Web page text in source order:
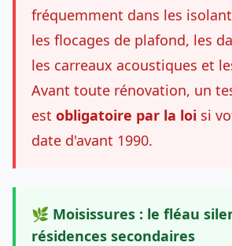
fréquemment dans les
les flocages de plafond, les
les carreaux acoustiques et
Avant toute rénovation, un
est obligatoire par la loi si
date d'avant 1990.
🌿 Moisissures : le fléau
résidences secondaires